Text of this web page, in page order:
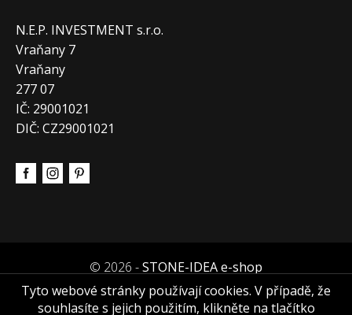
N.E.P. INVESTMENT s.r.o.
Vraňany 7
Vraňany
277 07
IČ: 29001021
DIČ: CZ29001021
© 2026 -STONE-IDEA e-shop
Tyto webové stránky používají cookies. V případě, že
souhlasíte s jejich použitím, klikněte na tlačítko